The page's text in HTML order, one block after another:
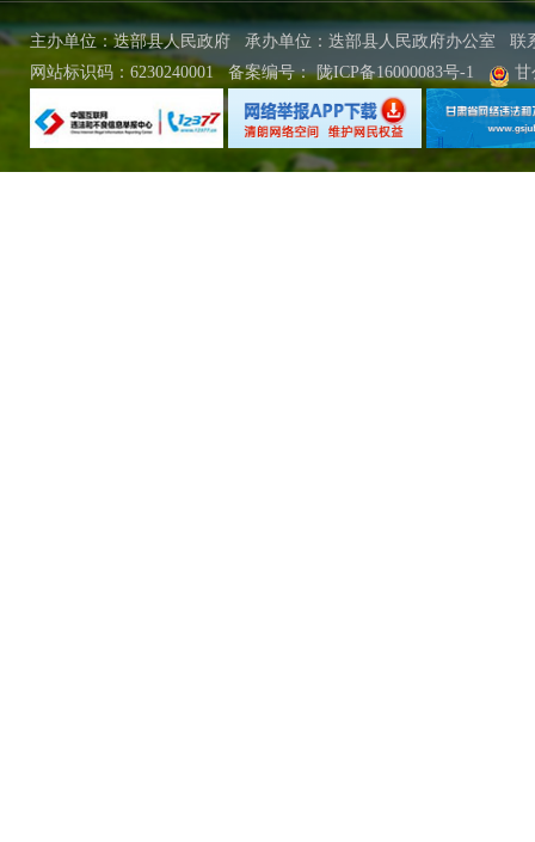
主办单位：迭部县人民政府 承办单位：迭部县人民政府办公室 联
网站标识码：6230240001
备案编号： 陇ICP备16000083号-1 甘